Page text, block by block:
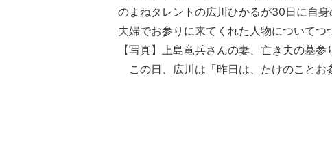
のまねタレントの広川ひかるが30日に自身
夫婦でお参りに来てくれた人物についてつ
【写真】上島竜兵さんの妻、亡き夫の墓参
この日、広川は「昨日は、たけのことお